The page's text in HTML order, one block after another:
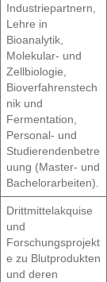
Industriepartnern,
Lehre in
Bioanalytik,
Molekular- und
Zellbiologie,
Bioverfahrenstech
nik und
Fermentation,
Personal- und
Studierendenbetre
uung (Master- und
Bachelorarbeiten).
Drittmittelakquise
und
Forschungsprojekt
e zu Blutprodukten
und deren